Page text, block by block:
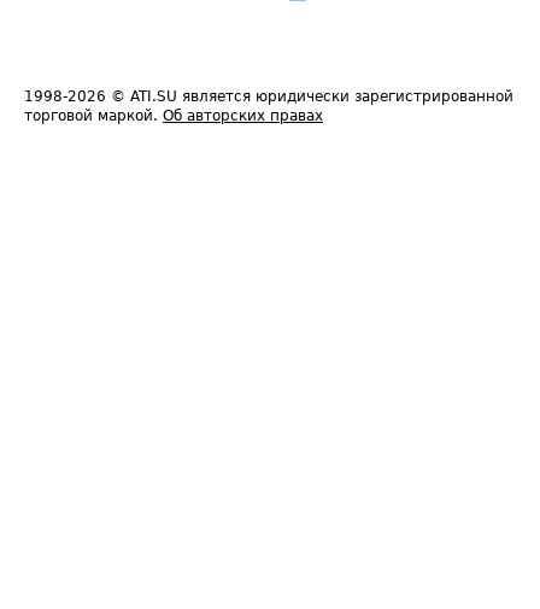
1998-2026 © ATI.SU является юридически зарегистрированной
торговой маркой. Об авторских правах